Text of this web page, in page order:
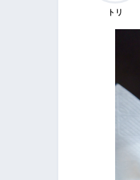
トリ